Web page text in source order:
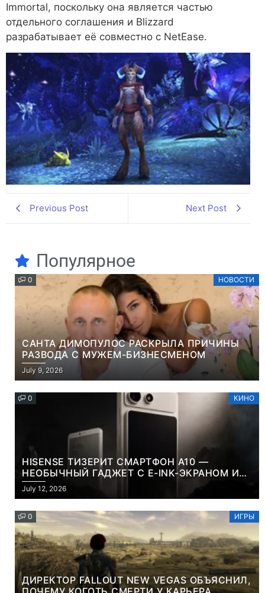
Immortal, поскольку она является частью
отдельного соглашения и Blizzard
разрабатывает её совместно с NetEase.
Previous Post Next Post
Популярное
0 НОВОСТИ
САНТА ДИМОПУЛОС РАСКРЫЛА ПРИЧИНЫ
РАЗВОДА С МУЖЕМ-БИЗНЕСМЕНОМ
July 9, 2026
0 КИНО
HISENSE ТИЗЕРИТ СМАРТФОН A10 —
НЕОБЫЧНЫЙ ГАДЖЕТ С E-INK-ЭКРАНОМ И
СЪЕМНОЙ LCD-ПАНЕЛЬЮ ДЛЯ ЦВЕТНОГО
КОНТЕНТА И СОЦСЕТЕЙ
July 12, 2026
0 ИГРЫ
ДИРЕКТОР FALLOUT NEW VEGAS ОБЪЯСНИЛ,